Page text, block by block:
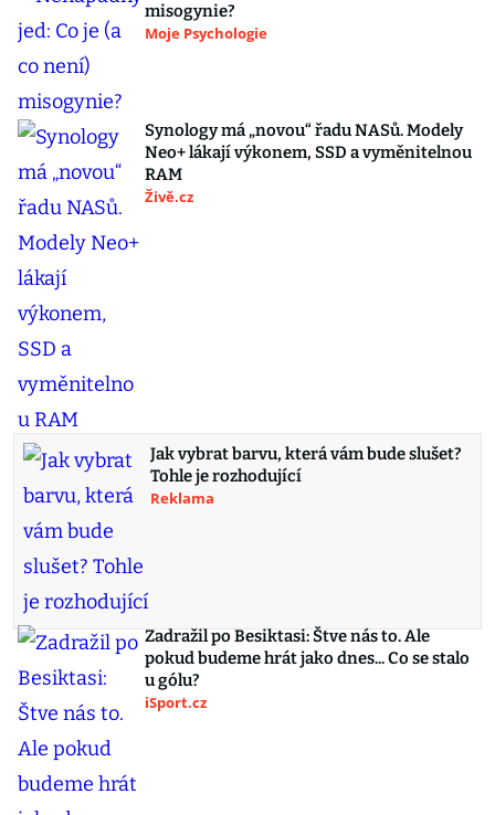
misogynie?
Moje Psychologie
Synology má „novou“ řadu NASů. Modely
Neo+ lákají výkonem, SSD a vyměnitelnou
RAM
Živě.cz
Jak vybrat barvu, která vám bude slušet?
Tohle je rozhodující
Reklama
Zadražil po Besiktasi: Štve nás to. Ale
pokud budeme hrát jako dnes... Co se stalo
u gólu?
iSport.cz